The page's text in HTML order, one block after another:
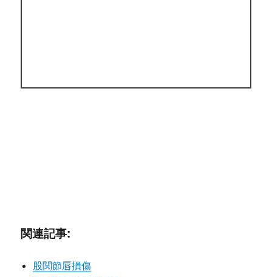
関連記事:
股関節唇損傷